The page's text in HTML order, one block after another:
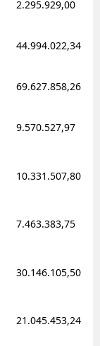
2.295.929,00
44.994.022,34
69.627.858,26
9.570.527,97
10.331.507,80
7.463.383,75
30.146.105,50
21.045.453,24